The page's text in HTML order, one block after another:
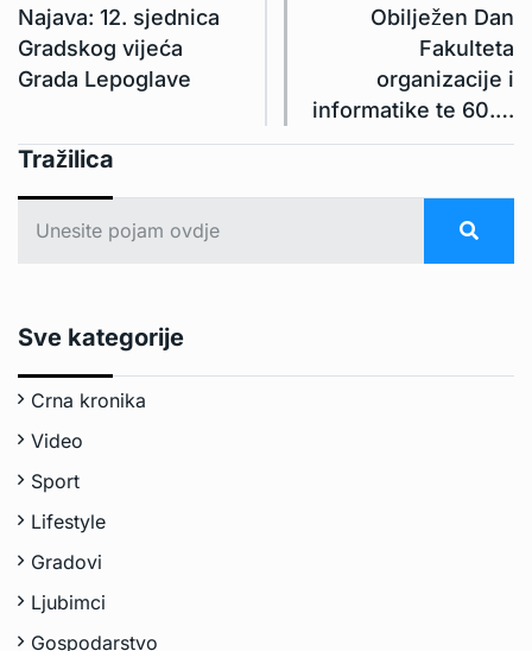
Najava: 12. sjednica
Gradskog vijeća
Grada Lepoglave
Obilježen Dan
Fakulteta
organizacije i
informatike te 60.…
Tražilica
Sve kategorije
Crna kronika
Video
Sport
Lifestyle
Gradovi
Ljubimci
Gospodarstvo